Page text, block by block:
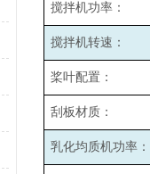
搅拌机功率：
搅拌机转速：
桨叶配置：
刮板材质：
乳化均质机功率：